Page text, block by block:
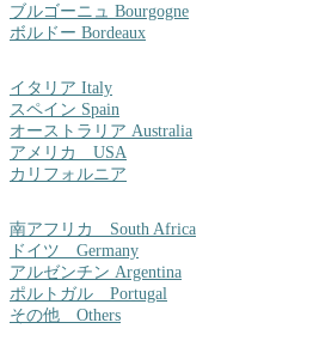
ブルゴーニュ Bourgogne
ボルドー Bordeaux
イタリア Italy
スペイン Spain
オーストラリア Australia
アメリカ USA
カリフォルニア
南アフリカ South Africa
ドイツ Germany
アルゼンチン Argentina
ポルトガル Portugal
その他 Others